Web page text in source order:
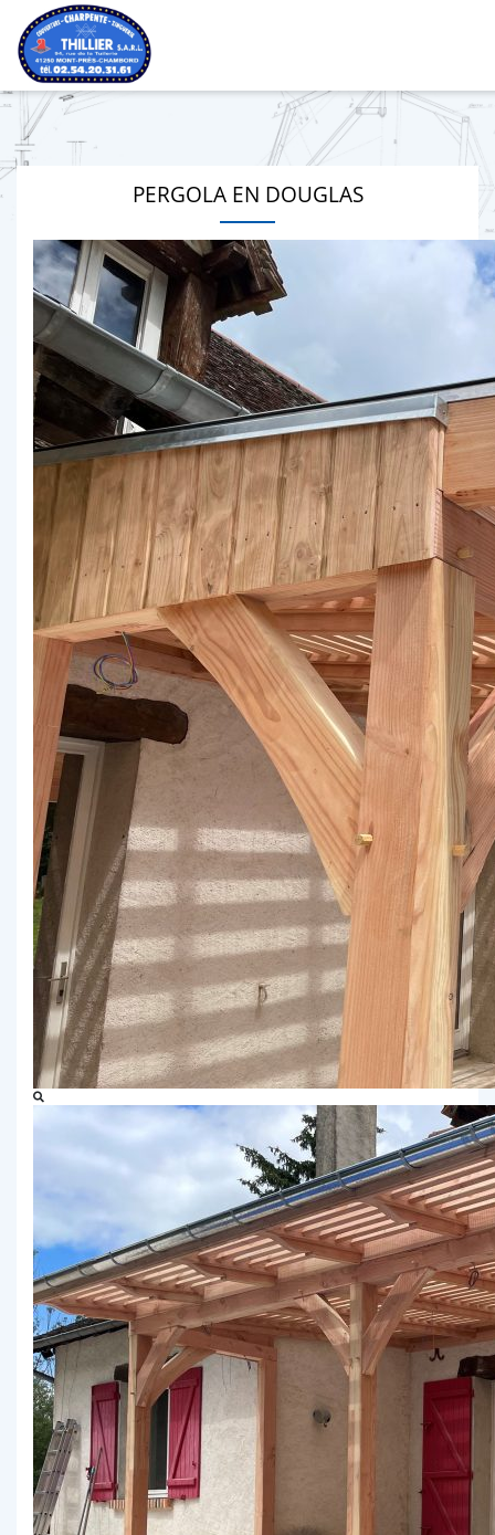
PERGOLA EN DOUGLAS